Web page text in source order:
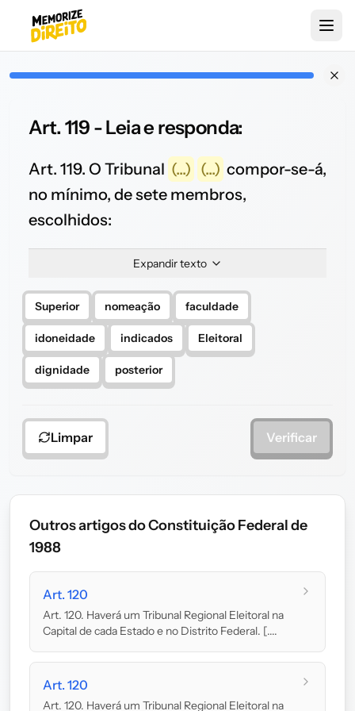
Art. 119 - Leia e responda:
Art. 119. O Tribunal (...) (...) compor-se-á,
no mínimo, de sete membros,
escolhidos:
Expandir texto
Superior nomeação faculdade
idoneidade indicados Eleitoral
dignidade posterior
Limpar Verificar
Outros artigos do Constituição Federal de
1988
Art. 120
Art. 120. Haverá um Tribunal Regional Eleitoral na
Capital de cada Estado e no Distrito Federal. [....
Art. 120
Art. 120. Haverá um Tribunal Regional Eleitoral na